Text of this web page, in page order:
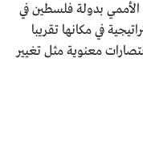
لتثبيت الاعتراف الأممي بدولة فلسطين في
هذه الاستراتيجية في مكانها تقريبا
معنوية مثل تغيير